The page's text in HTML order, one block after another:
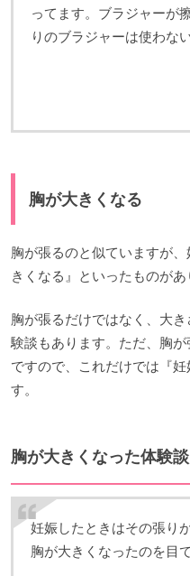
ってます。ブラジャーが
りのブラジャーは使わな
胸が大きくなる
胸が張るのと似ていますが
きくなる』といったものがあ
胸が張るだけではなく、大
験談もあります。ただ、胸
ですので、これだけでは『
す。
胸が大きくなった体験談
妊娠したときはその張り
胸が大きくなったのを目